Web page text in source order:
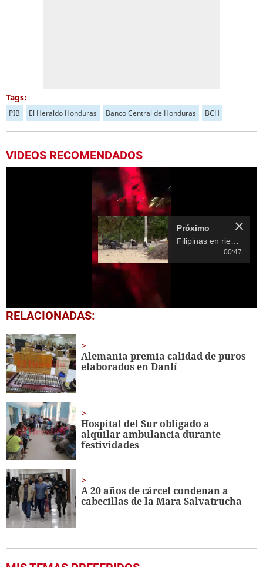
Tags:
PIB El Heraldo Honduras Banco Central de Honduras BCH
VIDEOS RECOMENDADOS
0
seconds
18
seconds
Próximo
00:47
RELACIONADAS:
Alemania premia calidad de puros
elaborados en Danlí
Hospital del Sur obligado a
alquilar ambulancia durante
festividades
A 20 años de cárcel condenan a
cabecillas de la Mara Salvatrucha